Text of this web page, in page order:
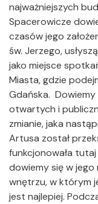
najważniejszych
Spacerowicze
czasów jego
św. Jerzego,
jako miejsce
Miasta, gdzie
Gdańska. Dowiemy
otwartych i
zmianie, jaka
Artusa został
funkcjonowała
dowiemy się w
wnętrzu, w którym
jest najlepiej.